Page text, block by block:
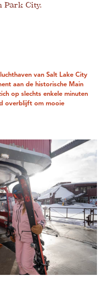
Park City.
van Salt Lake City
aan de historische Main
op slechts enkele minuten
overblijft om mooie